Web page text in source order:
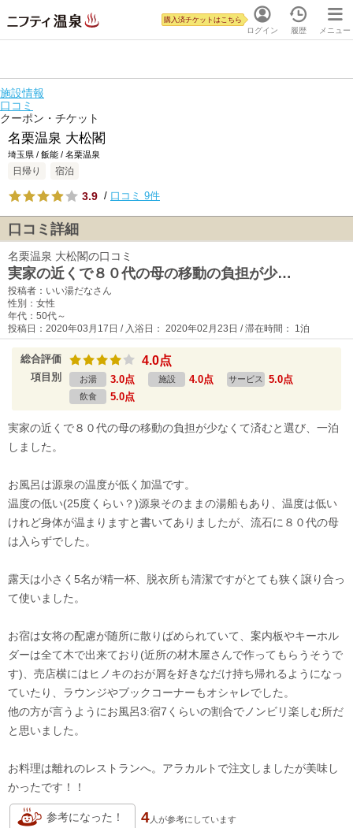
ログイン
購入済チケットはこちら
履歴 メニュー
施設情報
口コミ
クーポン・チケット
名栗温泉 大松閣
埼玉県 / 飯能 / 名栗温泉
日帰り 宿泊
3.9 / 口コミ 9件
口コミ詳細
名栗温泉 大松閣の口コミ
実家の近くで８０代の母の移動の負担が少…
投稿者：いい湯だなさん
性別：女性
年代：50代～
投稿日：2020年03月17日 / 入浴日： 2020年02月23日 / 滞在時間： 1泊
総合評価 4.0点
項目別 お湯 3.0点 施設 4.0点 サービス 5.0点
飲食 5.0点
実家の近くで８０代の母の移動の負担が少なくて済むと選び、一泊
しました。
お風呂は源泉の温度が低く加温です。
温度の低い(25度くらい？)源泉そのままの湯船もあり、温度は低い
けれど身体が温まりますと書いてありましたが、流石に８０代の母
は入らずでした。
露天は小さく5名が精一杯、脱衣所も清潔ですがとても狭く譲り合っ
て使いました。
お宿は女将の配慮が随所に散りばめられていて、案内板やキーホル
ダーは全て木で出来ており(近所の材木屋さんで作ってもらうそうで
す)、売店横にはヒノキのおが屑を好きなだけ持ち帰れるようになっ
ていたり、ラウンジやブックコーナーもオシャレでした。
他の方が言うようにお風呂3:宿7くらいの割合でノンビリ楽しむ所だ
と思いました。
お料理は離れのレストランへ。アラカルトで注文しましたが美味し
かったです！！
参考になった！ 4人が参考にしています